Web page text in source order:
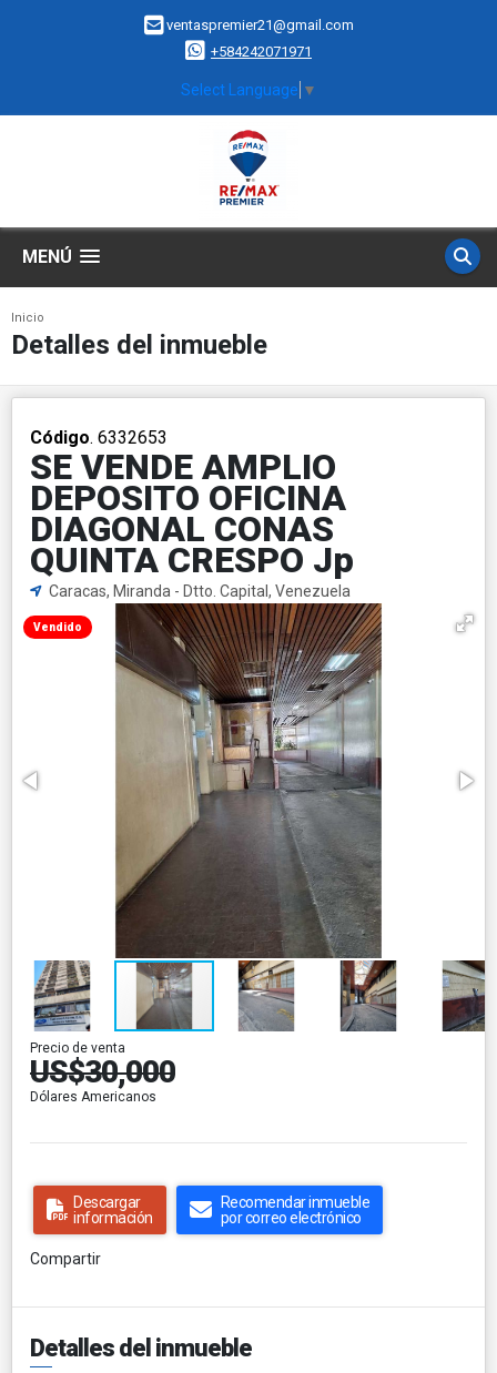
ventaspremier21@gmail.com
+584242071971
Select Language ▼
MENÚ
Inicio
Detalles del inmueble
Código. 6332653
SE VENDE AMPLIO
DEPOSITO OFICINA
DIAGONAL CONAS
QUINTA CRESPO Jp
Caracas, Miranda - Dtto. Capital, Venezuela
Vendido
Precio de venta
US$30,000
Dólares Americanos
Descargar
información
Recomendar inmueble
por correo electrónico
Compartir
Detalles del inmueble